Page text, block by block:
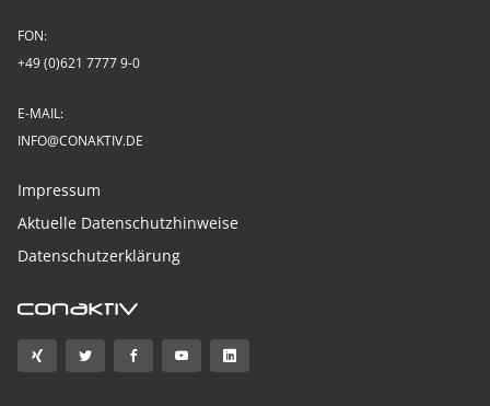
FON:
+49 (0)621 7777 9-0
E-MAIL:
INFO@CONAKTIV.DE
Impressum
Aktuelle Datenschutzhinweise
Datenschutzerklärung